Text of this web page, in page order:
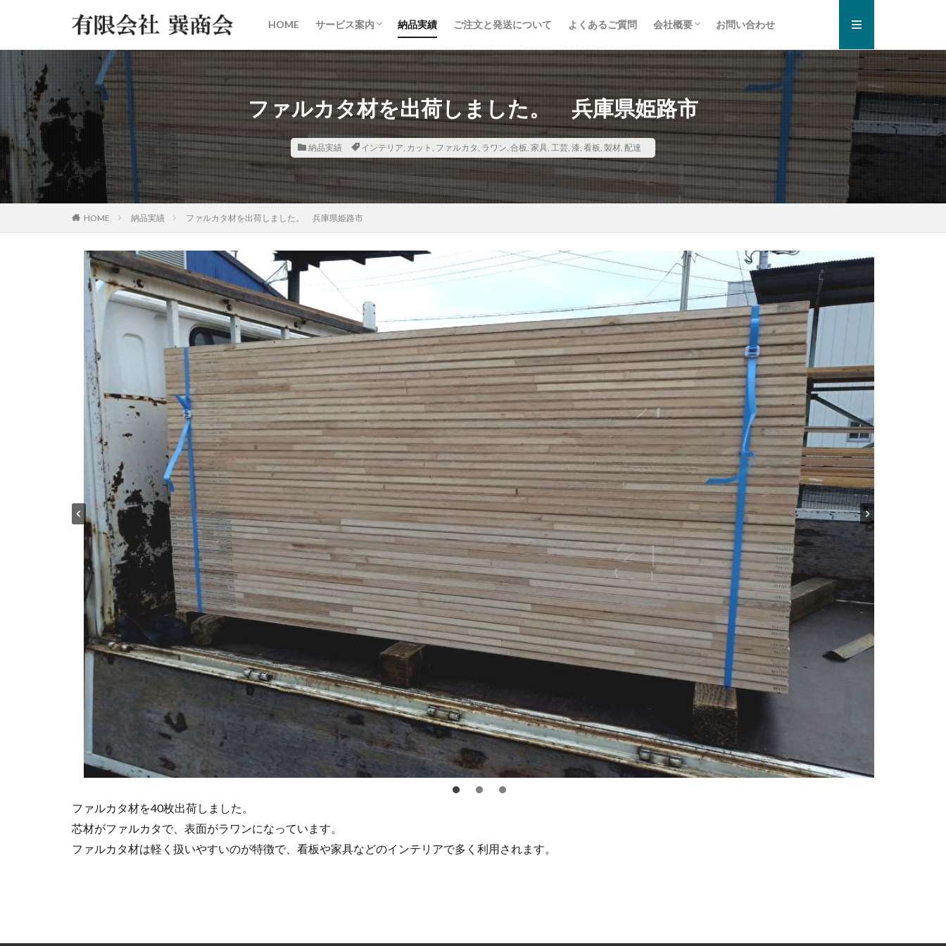
HOME サービス案内
取り扱い品目
鉄道枕木
トラックボディ材
建築・土木資材
内装建材
木材加工・オーダー製作
取り扱いメーカー
納品実績 ご注文と発送について よくあるご質問 会社概要
お知らせ一覧
プライバシーポリシー
お問い合わせ
ファルカタ材を出荷しました。 兵庫県姫路市
納品実績 インテリア, カット , ファルカタ, ラワン, 合板, 家具, 工芸, 漆, 看板, 製材, 配達
HOME 納品実績 ファルカタ材を出荷しました。 兵庫県姫路市
ファルカタ材を40枚出荷しました。
芯材がファルカタで、表面がラワンになっています。
ファルカタ材は軽く扱いやすいのが特徴で、看板や家具などのインテリアで多く利用されます。